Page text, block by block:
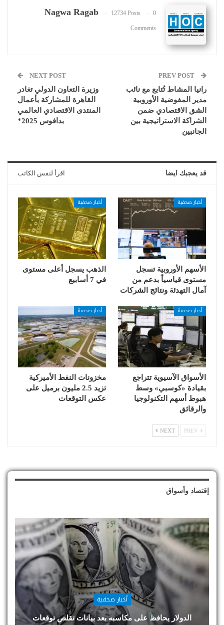
Nagwa Ragab 12734 Posts 0
Comments
رانيا المشاط تُتابع مع نائب
مدير المفوضية الأوروبية
الشق الاقتصادي ضمن
الشراكة الاستراتيجية بين
الجانبين
NEXT POST
وزيرة التعاون الدولي تغادر
القاهرة للمشاركة بأعمال
المنتدى الاقتصادي العالمي
بدافوس 2025*
قد يعجبك ايضا اقرأ لنفس الكاتب
أخبار صحفية
الأسهم الأوروبية تسجل
مستوى قياسياً بدعم من
آمال التهدئة ونتائج الشركات
أخبار صحفية
الذهب يسجل أعلى مستوى
في 7 أسابيع
أخبار صحفية
الأسواق الآسيوية تتراجع
بقيادة «كوسبي» وسط
هبوط أسهم التكنولوجيا
والرقائق
أخبار صحفية
مخزونات النفط الأميركية
تزيد 2.5 مليون برميل على
عكس التوقعات
NEXT
إقتصاد وأسواق
أخبار صحفية
الدولار يحافظ على مكاسبه بعد بيانات تقلص توقعات